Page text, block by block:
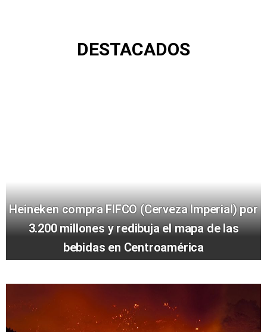
DESTACADOS
Heineken compra FIFCO (Cerveza Imperial) por
3.200 millones y redibuja el mapa de las
bebidas en Centroamérica